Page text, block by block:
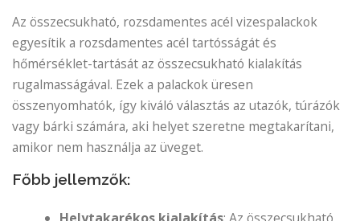
Az összecsukható, rozsdamentes acél vizespalackok
egyesítik a rozsdamentes acél tartósságát és
hőmérséklet-tartását az összecsukható kialakítás
rugalmasságával. Ezek a palackok üresen
összenyomhatók, így kiváló választás az utazók, túrázók
vagy bárki számára, aki helyet szeretne megtakarítani,
amikor nem használja az üveget.
Főbb jellemzők: